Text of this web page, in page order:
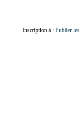
Inscription à : Publier